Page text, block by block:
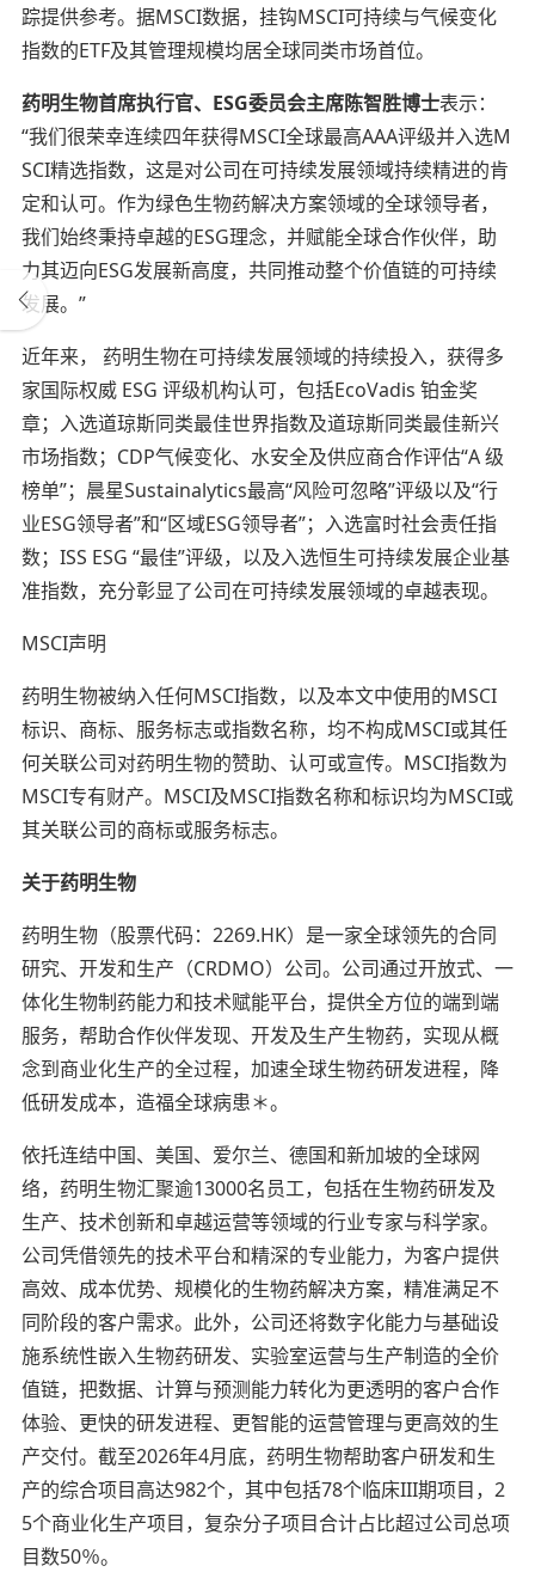
踪提供参考。据MSCI数据，挂钩MSCI可持续与气候变化
指数的ETF及其管理规模均居全球同类市场首位。
药明生物首席执行官、 ESG委员会主席陈智胜博士表示：
“我们很荣幸连续四年获得MSCI全球最高AAA评级并入选M
SCI精选指数，这是对公司在可持续发展领域持续精进的肯
定和认可。作为绿色生物药解决方案领域的全球领导者，
我们始终秉持卓越的ESG理念，并赋能全球合作伙伴，助
力其迈向ESG发展新高度，共同推动整个价值链的可持续
发展。”
近年来， 药明生物在可持续发展领域的持续投入，获得多
家国际权威 ESG 评级机构认可，包括EcoVadis 铂金奖
章；入选道琼斯同类最佳世界指数及道琼斯同类最佳新兴
市场指数；CDP气候变化、水安全及供应商合作评估“A 级
榜单”；晨星Sustainalytics最高“风险可忽略”评级以及“行
业ESG领导者”和“区域ESG领导者”；入选富时社会责任指
数；ISS ESG “最佳”评级，以及入选恒生可持续发展企业基
准指数，充分彰显了公司在可持续发展领域的卓越表现。
MSCI声明
药明生物被纳入任何MSCI指数，以及本文中使用的MSCI
标识、商标、服务标志或指数名称，均不构成MSCI或其任
何关联公司对药明生物的赞助、认可或宣传。MSCI指数为
MSCI专有财产。MSCI及MSCI指数名称和标识均为MSCI或
其关联公司的商标或服务标志。
关于药明生物
药明生物（股票代码：2269.HK）是一家全球领先的合同
研究、开发和生产（CRDMO）公司。公司通过开放式、一
体化生物制药能力和技术赋能平台，提供全方位的端到端
服务，帮助合作伙伴发现、开发及生产生物药，实现从概
念到商业化生产的全过程，加速全球生物药研发进程，降
低研发成本，造福全球病患＊。
依托连结中国、美国、爱尔兰、德国和新加坡的全球网
络，药明生物汇聚逾13000名员工，包括在生物药研发及
生产、技术创新和卓越运营等领域的行业专家与科学家。
公司凭借领先的技术平台和精深的专业能力，为客户提供
高效、成本优势、规模化的生物药解决方案，精准满足不
同阶段的客户需求。此外，公司还将数字化能力与基础设
施系统性嵌入生物药研发、实验室运营与生产制造的全价
值链，把数据、计算与预测能力转化为更透明的客户合作
体验、更快的研发进程、更智能的运营管理与更高效的生
产交付。截至2026年4月底，药明生物帮助客户研发和生
产的综合项目高达982个，其中包括78个临床III期项目，2
5个商业化生产项目，复杂分子项目合计占比超过公司总项
目数50％。